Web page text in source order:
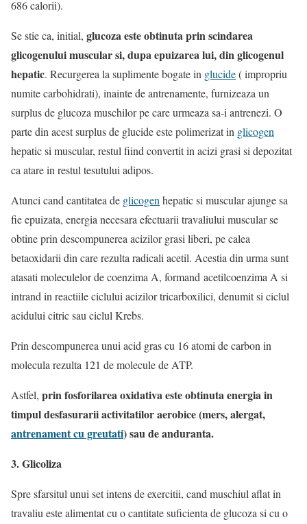
686 calorii).
Se stie ca, initial, glucoza este obtinuta prin scindarea
glicogenului muscular si, dupa epuizarea lui, din glicogenul
hepatic. Recurgerea la suplimente bogate in glucide( impropriu
numite carbohidrati), inainte de antrenamente, furnizeaza un
surplus de glucoza muschilor pe care urmeaza sa-i antrenezi. O
parte din acest surplus de glucide este polimerizat in glicogen
hepatic si muscular, restul fiind convertit in acizi grasi si depozitat
ca atare in restul tesutului adipos.
Atunci cand cantitatea de glicogenhepatic si muscular ajunge sa
fie epuizata, energia necesara efectuarii travaliului muscular se
obtine prin descompunerea acizilor grasi liberi, pe calea
betaoxidarii din care rezulta radicali acetil. Acestia din urma sunt
atasati moleculelor de coenzima A, formand acetilcoenzima A si
intrand in reactiile ciclului acizilor tricarboxilici, denumit si ciclul
acidului citric sau ciclul Krebs.
Prin descompunerea unui acid gras cu 16 atomi de carbon in
molecula rezulta 121 de molecule de ATP.
Astfel, prin fosforilarea oxidativa este obtinuta energia in
timpul desfasurarii activitatilor aerobice (mers, alergat,
antrenament cu greutati) sau de anduranta.
3. Glicoliza
Spre sfarsitul unui set intens de exercitii, cand muschiul aflat in
travaliu este alimentat cu o cantitate suficienta de glucoza si cu o